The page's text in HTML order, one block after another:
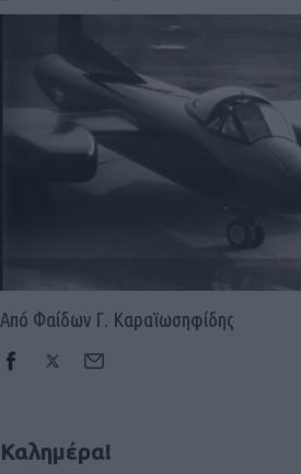
Από Φαίδων Γ. Καραϊωσηφίδης
Καλημέρα!